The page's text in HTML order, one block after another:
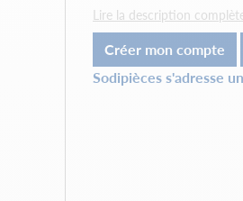
Lire la description
Créer mon compte
Sodipièces s'adresse